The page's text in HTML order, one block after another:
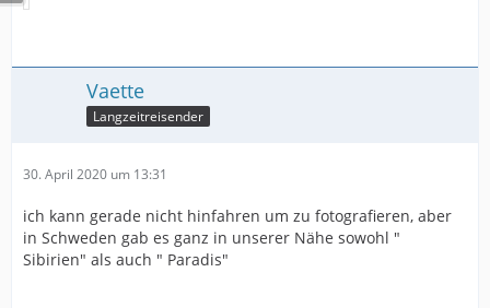
Vaette
Langzeitreisender
30. April 2020 um 13:31
ich kann gerade nicht hinfahren um zu fotografieren, aber
in Schweden gab es ganz in unserer Nähe sowohl "
Sibirien" als auch " Paradis"